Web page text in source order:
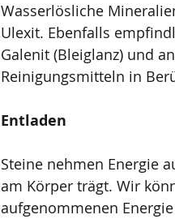
Wasserlösliche
Ulexit. Ebenfalls
Galenit (Bleiglanz) und
Reinigungsmitteln in
Entladen
Steine nehmen Energie
am Körper trägt. Wir
aufgenommenen